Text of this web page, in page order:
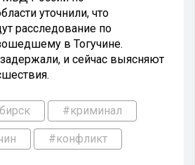
уточнили, что
расследование по
в Тогучине.
и сейчас выясняют
#криминал
#конфликт